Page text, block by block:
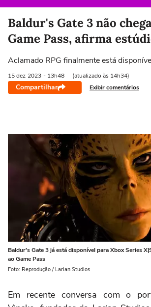
Baldur's Gate 3 não
Game Pass, afirma
Aclamado RPG finalmente está
15 dez 2023 - 13h48 (atualizado às 14h34)
Compartilhar Exibir comentários
Baldur's Gate 3 já está disponível para Xbox Series
ao Game Pass
Foto: Reprodução / Larian Studios
Em recente conversa com o